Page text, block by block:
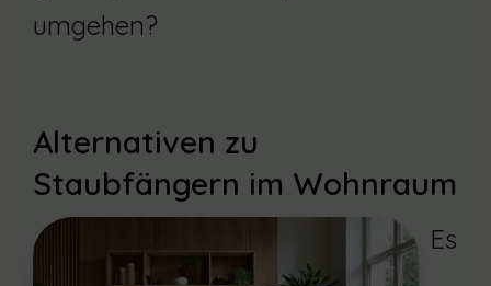
umgehen?
Alternativen zu
Staubfängern im Wohnraum
Es